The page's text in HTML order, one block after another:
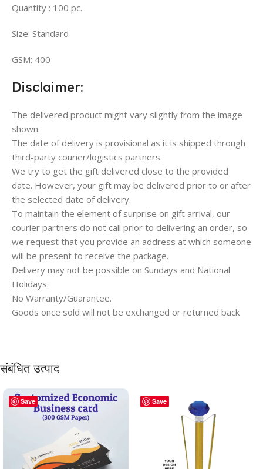
Quantity : 100 pc.
Size: Standard
GSM: 400
Disclaimer:
The delivered product might vary slightly from the image
shown.
The date of delivery is provisional as it is shipped through
third-party courier/logistics partners.
We try to get the gift delivered close to the provided
date. However, your gift may be delivered prior to or after
the selected date of delivery.
To maintain the element of surprise on gift arrival, our
courier partners do not call prior to delivering an order, so
we request that you provide an address at which someone
will be present to receive the package.
Delivery may not be possible on Sundays and National
Holidays.
No Warranty/Guarantee.
Goods once sold will not be exchanged or returned back
संबंधित उत्पाद
Save Save